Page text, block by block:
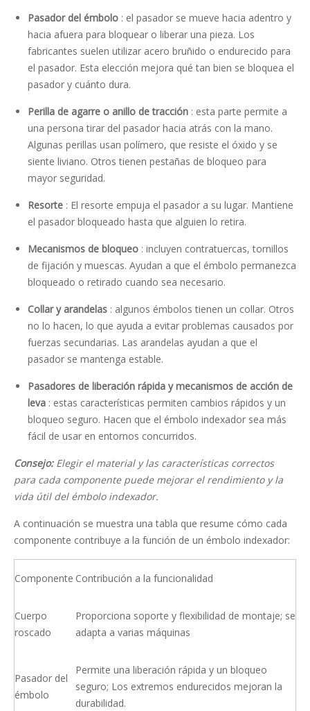
Pasador del émbolo : el pasador se mueve hacia adentro y
hacia afuera para bloquear o liberar una pieza. Los
fabricantes suelen utilizar acero bruñido o endurecido para
el pasador. Esta elección mejora qué tan bien se bloquea el
pasador y cuánto dura.
Perilla de agarre o anillo de tracción : esta parte permite a
una persona tirar del pasador hacia atrás con la mano.
Algunas perillas usan polímero, que resiste el óxido y se
siente liviano. Otros tienen pestañas de bloqueo para
mayor seguridad.
Resorte : El resorte empuja el pasador a su lugar. Mantiene
el pasador bloqueado hasta que alguien lo retira.
Mecanismos de bloqueo : incluyen contratuercas, tornillos
de fijación y muescas. Ayudan a que el émbolo permanezca
bloqueado o retirado cuando sea necesario.
Collar y arandelas : algunos émbolos tienen un collar. Otros
no lo hacen, lo que ayuda a evitar problemas causados ​​por
fuerzas secundarias. Las arandelas ayudan a que el
pasador se mantenga estable.
Pasadores de liberación rápida y mecanismos de acción de
leva : estas características permiten cambios rápidos y un
bloqueo seguro. Hacen que el émbolo indexador sea más
fácil de usar en entornos concurridos.
Consejo: Elegir el material y las características correctos
para cada componente puede mejorar el rendimiento y la
vida útil del émbolo indexador.
A continuación se muestra una tabla que resume cómo cada
componente contribuye a la función de un émbolo indexador:
Componente Contribución a la funcionalidad
Cuerpo
roscado
Proporciona soporte y flexibilidad de montaje; se
adapta a varias máquinas
Pasador del
émbolo
Permite una liberación rápida y un bloqueo
seguro; Los extremos endurecidos mejoran la
durabilidad.